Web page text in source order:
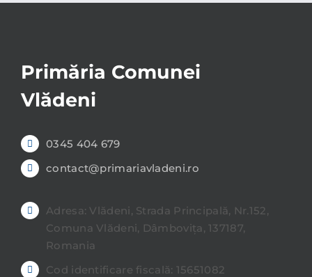
Primăria Comunei
Vlădeni
0345 404 679
contact@primariavladeni.ro
Adresa: Vlădeni, Strada Principală, Nr.152,
Comuna Vlădeni, Dâmbovița, 137187,
Romania
Cod identificare fiscală: 15651082